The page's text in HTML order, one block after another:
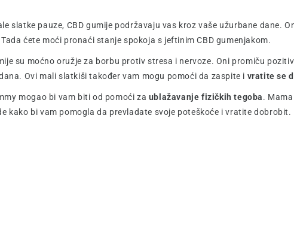
slatke pauze, CBD gumije podržavaju vas kroz vaše užurbane dane.
ćete moći pronaći stanje spokoja s jeftinim CBD gumenjakom.
su moćno oružje za borbu protiv stresa i nervoze. Oni promiču
Ovi mali slatkiši također vam mogu pomoći da zaspite i vratite se
mogao bi vam biti od pomoći za ublažavanje fizičkih tegoba.
kako bi vam pomogla da prevladate svoje poteškoće i vratite dobrobit.